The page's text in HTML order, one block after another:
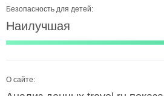
Безопасность для детей:
Наилучшая
О сайте: